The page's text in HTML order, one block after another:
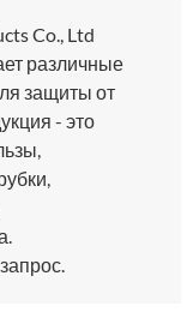
Co., Ltd
различные
защиты от
- это